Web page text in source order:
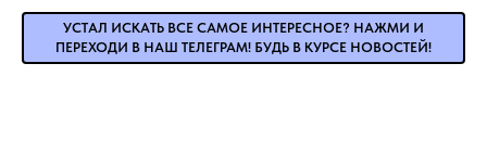
УСТАЛ ИСКАТЬ ВСЕ САМОЕ ИНТЕРЕСНОЕ? НАЖМИ И
ПЕРЕХОДИ В НАШ ТЕЛЕГРАМ! БУДЬ В КУРСЕ НОВОСТЕЙ!